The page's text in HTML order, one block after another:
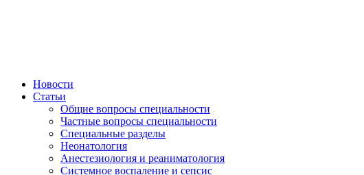
Новости
Статьи
Общие вопросы специальности
Частные вопросы специальности
Специальные разделы
Неонатология
Анестезиология и реаниматология
Системное воспаление и сепсис